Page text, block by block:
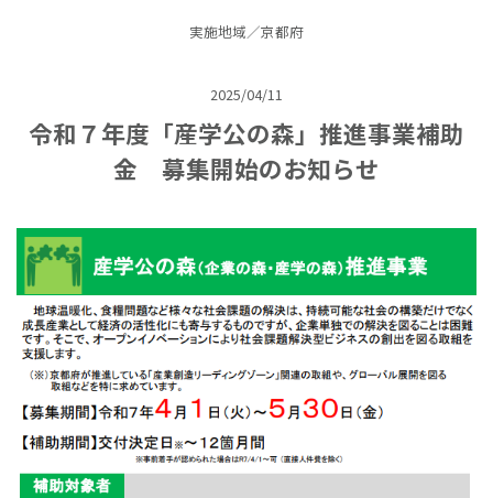
実施地域／京都府
2025/04/11
令和７年度「産学公の森」推進事業補助
金 募集開始のお知らせ